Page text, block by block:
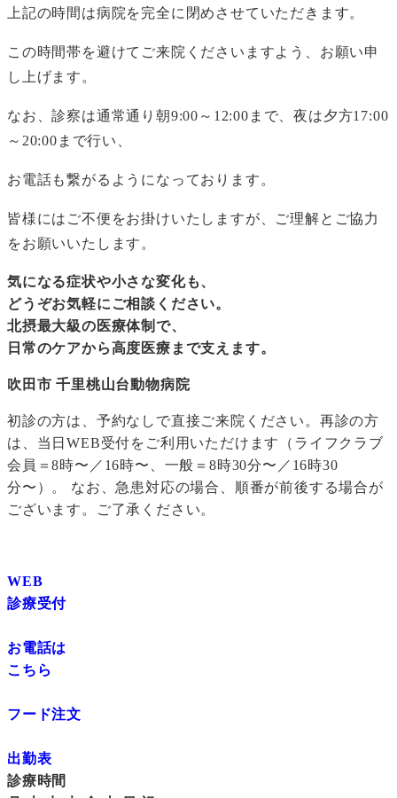
上記の時間は病院を完全に閉めさせていただきます。
この時間帯を避けてご来院くださいますよう、お願い申
し上げます。
なお、診察は通常通り朝9:00～12:00まで、夜は夕方17:00
～20:00まで行い、
お電話も繋がるようになっております。
皆様にはご不便をお掛けいたしますが、ご理解とご協力
をお願いいたします。
気になる症状や小さな変化も、
どうぞお気軽にご相談ください。
北摂最大級の医療体制で、
日常のケアから高度医療まで支えます。
吹田市 千里桃山台動物病院
初診の方は、予約なしで直接ご来院ください。再診の方
は、当日WEB受付をご利用いただけます（ライフクラブ
会員＝8時〜／16時〜、一般＝8時30分〜／16時30
分〜）。 なお、急患対応の場合、順番が前後する場合が
ございます。ご了承ください。
WEB
診療受付
お電話は
こちら
フード注文
出勤表
診療時間